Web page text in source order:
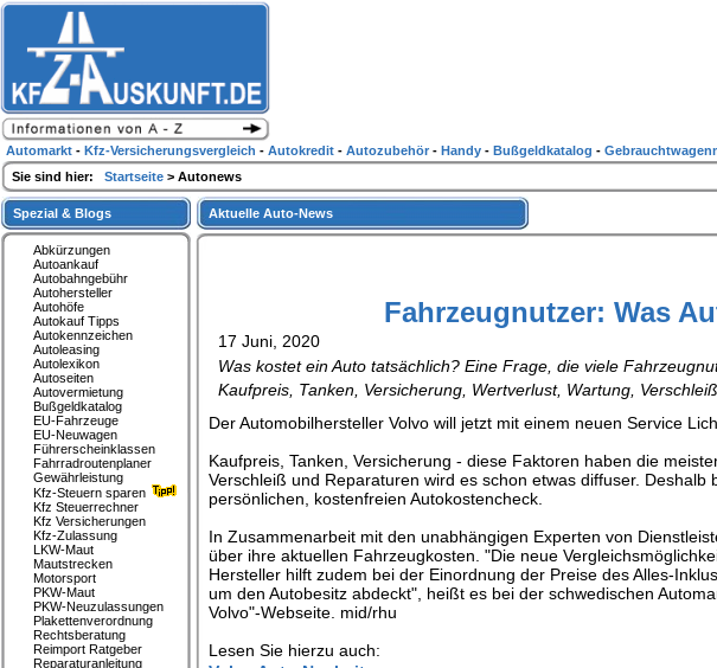
Aktuelle Auto-News
Fahrzeugnutzer: Was
17 Juni, 2020
Was kostet ein Auto tatsächlich? Eine Frage, die viele
Kaufpreis, Tanken, Versicherung, Wertverlust, Wartung,
Der Automobilhersteller Volvo will jetzt mit einem neuen Service
Kaufpreis, Tanken, Versicherung - diese Faktoren haben die
Verschleiß und Reparaturen wird es schon etwas diffuser. Deshalb
persönlichen, kostenfreien Autokostencheck.
In Zusammenarbeit mit den unabhängigen Experten von
über ihre aktuellen Fahrzeugkosten. "Die neue
Hersteller hilft zudem bei der Einordnung der Preise des Alles-
um den Autobesitz abdeckt", heißt es bei der schwedischen
Volvo"-Webseite. mid/rhu
Lesen Sie hierzu auch:
Spezial & Blogs
Abkürzungen
Autoankauf
Autobahngebühr
Autohersteller
Autohöfe
Autokauf Tipps
Autokennzeichen
Autoleasing
Autolexikon
Autoseiten
Autovermietung
Bußgeldkatalog
EU-Fahrzeuge
EU-Neuwagen
Führerscheinklassen
Fahrradroutenplaner
Gewährleistung
Kfz-Steuern sparen
Kfz Steuerrechner
Kfz Versicherungen
Kfz-Zulassung
LKW-Maut
Mautstrecken
Motorsport
PKW-Maut
PKW-Neuzulassungen
Plakettenverordnung
Rechtsberatung
Reimport Ratgeber
Reparaturanleitung
Automarkt - Kfz-Versicherungsvergleich - Autokredit - Autozubehör - Handy - Bußgeldkatalog -
Sie sind hier: Startseite > Autonews